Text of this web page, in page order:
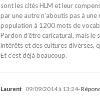
sont les cités HLM et leur
par une autre n’aboutis pas à
population à 1200 mots de
Pardon d’être caricatural, mais le
intérêts et des cultures diverses,
Et c’est déjà beaucoup.
Laurent 09/09/2014 à 13:24-